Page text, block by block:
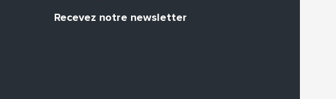
Recevez notre newsletter